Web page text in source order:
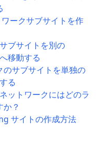
ークサブサイトを作
ブサイトを別の
移動する
のサブサイトを単独の
る
ットワークにはどのラ
？
サイトの作成方法